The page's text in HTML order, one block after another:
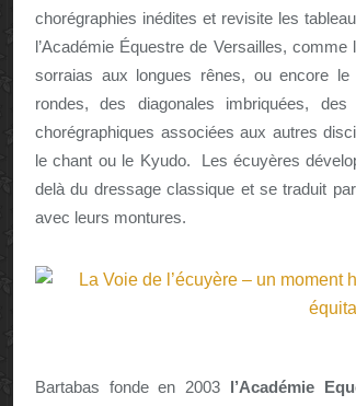
chorégraphies inédites et revisite les
l’Académie Équestre de Versailles,
sorraias aux longues rênes, ou encore
rondes, des diagonales imbriquées,
chorégraphiques associées aux autres
le chant ou le Kyudo.
Les écuyères
delà du dressage classique et se traduit
avec leurs montures.
Bartabas fonde en 2003 l’Académie